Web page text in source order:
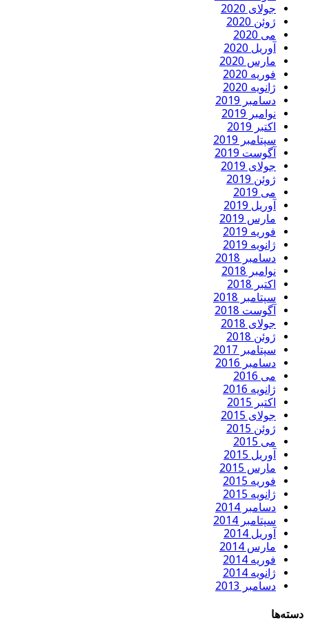
جولای 2020
ژوئن 2020
می 2020
آوریل 2020
مارس 2020
فوریه 2020
ژانویه 2020
دسامبر 2019
نوامبر 2019
اکتبر 2019
سپتامبر 2019
آگوست 2019
جولای 2019
ژوئن 2019
می 2019
آوریل 2019
مارس 2019
فوریه 2019
ژانویه 2019
دسامبر 2018
نوامبر 2018
اکتبر 2018
سپتامبر 2018
آگوست 2018
جولای 2018
ژوئن 2018
سپتامبر 2017
دسامبر 2016
می 2016
ژانویه 2016
اکتبر 2015
جولای 2015
ژوئن 2015
می 2015
آوریل 2015
مارس 2015
فوریه 2015
ژانویه 2015
دسامبر 2014
سپتامبر 2014
آوریل 2014
مارس 2014
فوریه 2014
ژانویه 2014
دسامبر 2013
دسته‌ها